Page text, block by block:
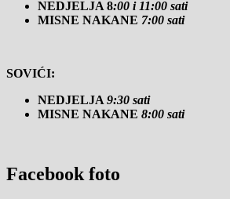
NEDJELJA 8:00 i 11:00 sati
MISNE NAKANE 7:00 sati
SOVIĆI:
NEDJELJA 9:30 sati
MISNE NAKANE 8:00 sati
Facebook foto